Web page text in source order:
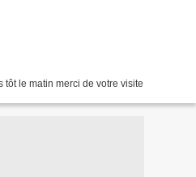
tôt le matin merci de votre visite